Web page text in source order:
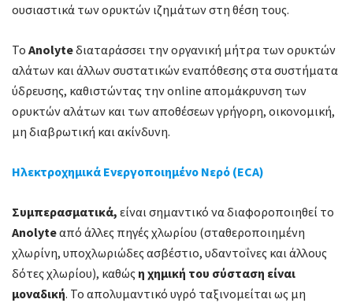
ουσιαστικά των ορυκτών ιζημάτων στη θέση τους.
Το Anolyteδιαταράσσει την οργανική μήτρα των ορυκτών
αλάτων και άλλων συστατικών εναπόθεσης στα συστήματα
ύδρευσης, καθιστώντας την online απομάκρυνση των
ορυκτών αλάτων και των αποθέσεων γρήγορη, οικονομική,
μη διαβρωτική και ακίνδυνη.
Ηλεκτροχημικά Ενεργοποιημένο Νερό (ECA)
Συμπερασματικά, είναι σημαντικό να διαφοροποιηθεί το
Anolyteαπό άλλες πηγές χλωρίου (σταθεροποιημένη
χλωρίνη, υποχλωριώδες ασβέστιο, υδαντοΐνες και άλλους
δότες χλωρίου), καθώς η χημική του σύσταση είναι
μοναδική. Το απολυμαντικό υγρό ταξινομείται ως μη